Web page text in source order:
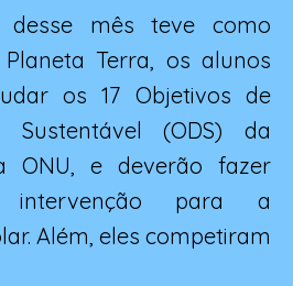
desse mês teve como
Terra, os alunos
os 17 Objetivos de
Sustentável (ODS) da
ONU, e deverão fazer
intervenção para a
Além, eles competiram